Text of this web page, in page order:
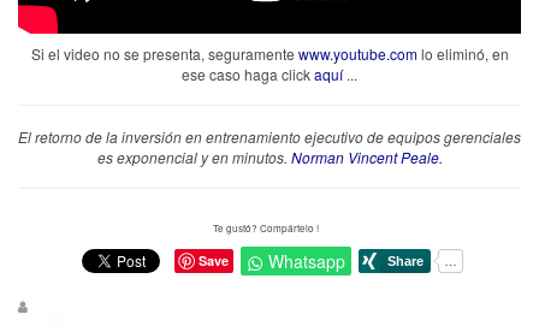
Si el video no se presenta, seguramente www.youtube.comlo eliminó, en
ese caso haga clickaquí...
El retorno de la inversión en entrenamiento ejecutivo de equipos gerenciales
es exponencial y en minutos. Norman Vincent Peale.
Te gustó? Compártelo !
Save Whatsapp